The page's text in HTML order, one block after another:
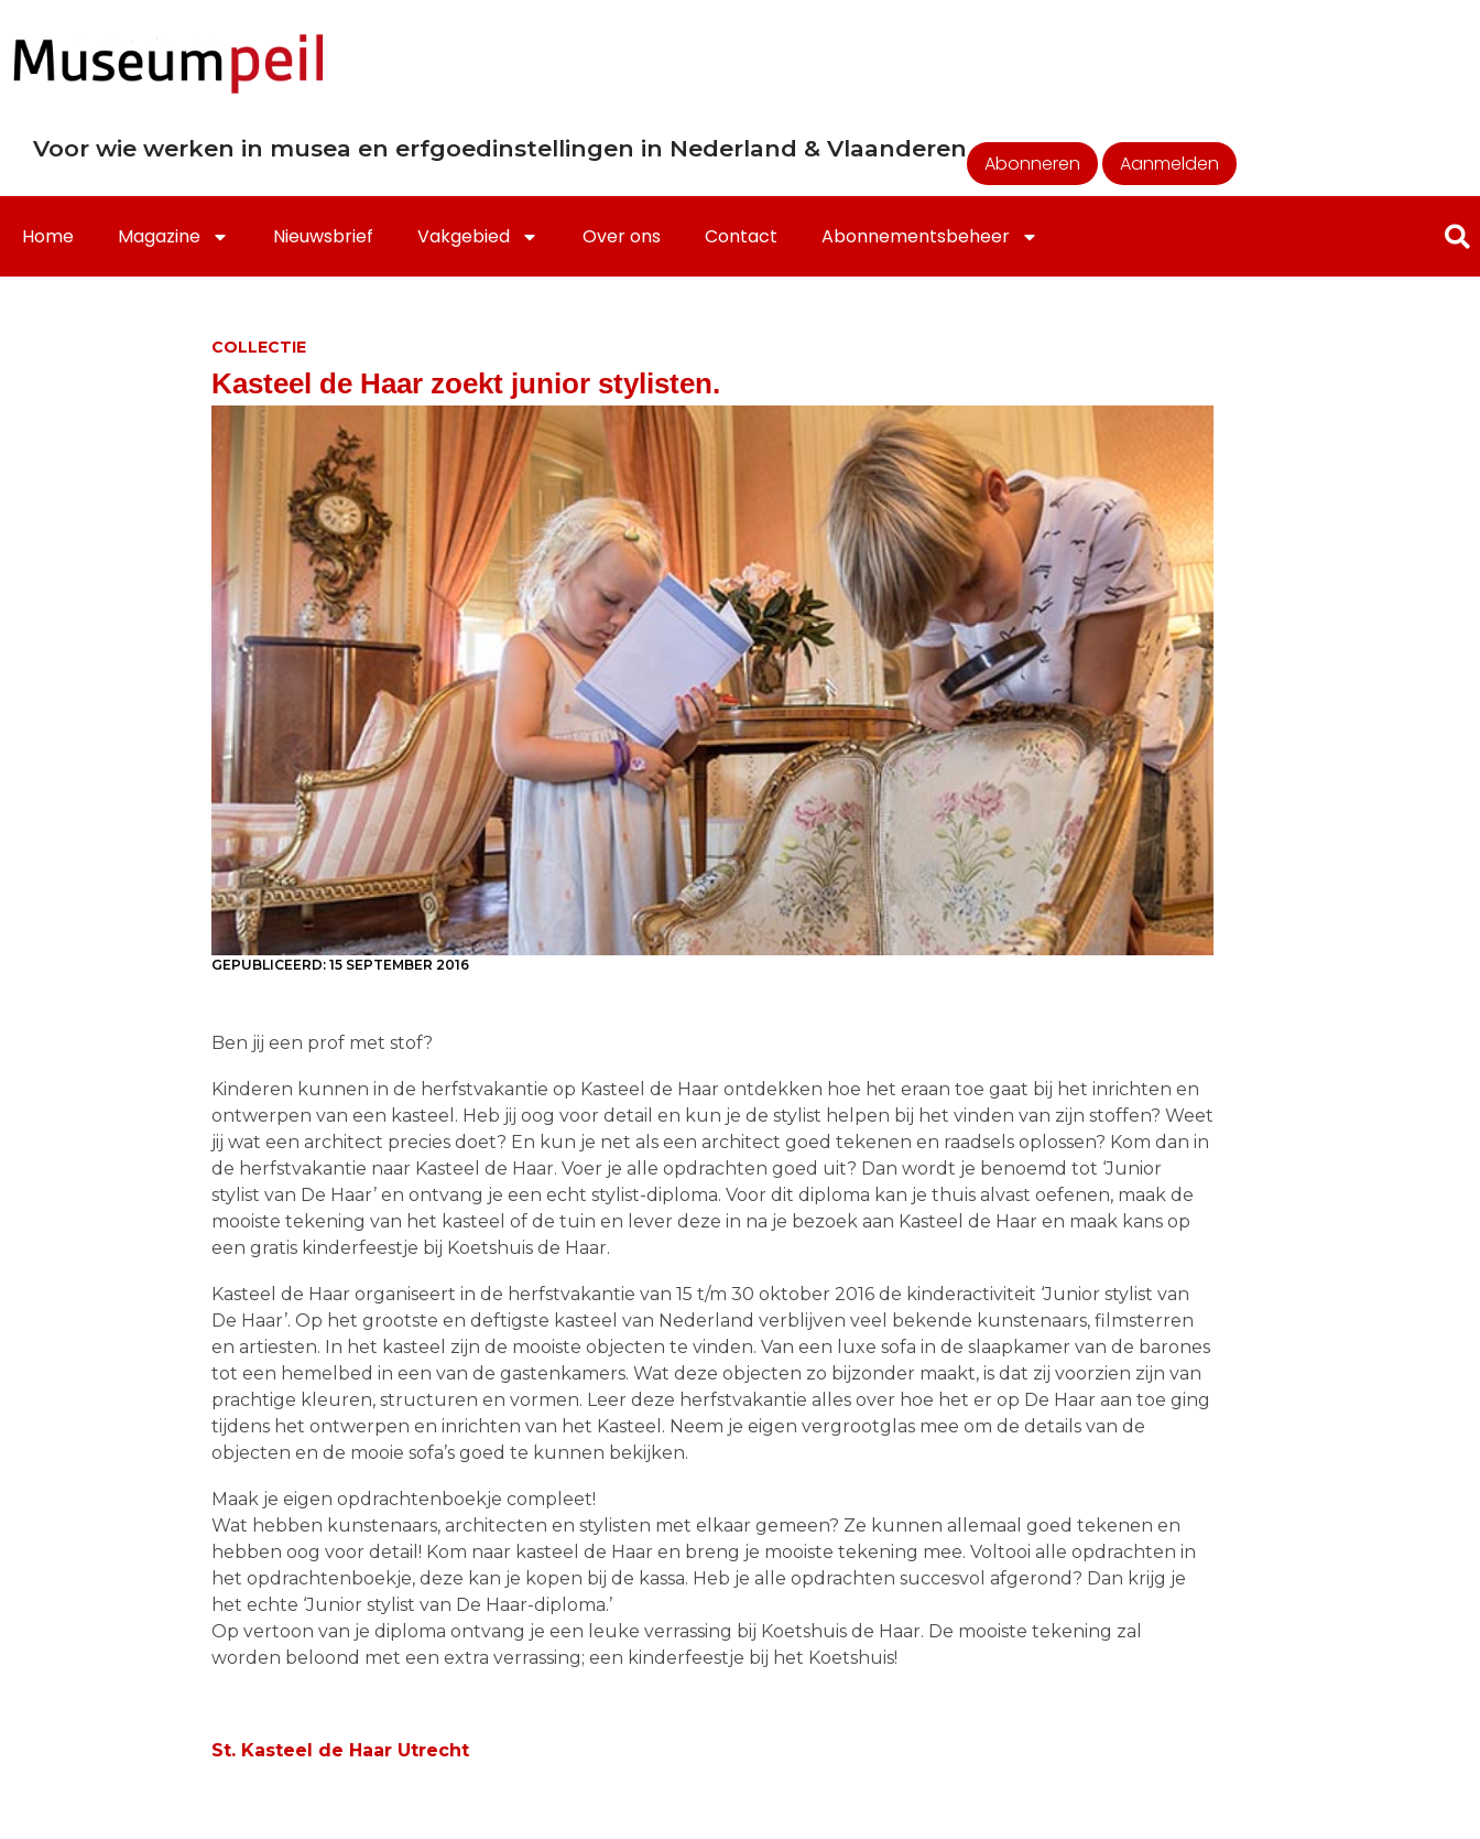
Voor wie werken in musea en erfgoedinstellingen in Nederland & Vlaanderen
Abonneren Aanmelden
Home Magazine Nieuwsbrief Vakgebied Over ons Contact Abonnementsbeheer
COLLECTIE
Kasteel de Haar zoekt junior stylisten.
GEPUBLICEERD: 15 SEPTEMBER 2016
Ben jij een prof met stof?
Kinderen kunnen in de herfstvakantie op Kasteel de Haar ontdekken hoe het eraan toe gaat bij het inrichten en
ontwerpen van een kasteel. Heb jij oog voor detail en kun je de stylist helpen bij het vinden van zijn stoffen? Weet
jij wat een architect precies doet? En kun je net als een architect goed tekenen en raadsels oplossen? Kom dan in
de herfstvakantie naar Kasteel de Haar. Voer je alle opdrachten goed uit? Dan wordt je benoemd tot ‘Junior
stylist van De Haar’ en ontvang je een echt stylist-diploma. Voor dit diploma kan je thuis alvast oefenen, maak de
mooiste tekening van het kasteel of de tuin en lever deze in na je bezoek aan Kasteel de Haar en maak kans op
een gratis kinderfeestje bij Koetshuis de Haar.
Kasteel de Haar organiseert in de herfstvakantie van 15 t/m 30 oktober 2016 de kinderactiviteit ‘Junior stylist van
De Haar’. Op het grootste en deftigste kasteel van Nederland verblijven veel bekende kunstenaars, filmsterren
en artiesten. In het kasteel zijn de mooiste objecten te vinden. Van een luxe sofa in de slaapkamer van de barones
tot een hemelbed in een van de gastenkamers. Wat deze objecten zo bijzonder maakt, is dat zij voorzien zijn van
prachtige kleuren, structuren en vormen. Leer deze herfstvakantie alles over hoe het er op De Haar aan toe ging
tijdens het ontwerpen en inrichten van het Kasteel. Neem je eigen vergrootglas mee om de details van de
objecten en de mooie sofa’s goed te kunnen bekijken.
Maak je eigen opdrachtenboekje compleet!
Wat hebben kunstenaars, architecten en stylisten met elkaar gemeen? Ze kunnen allemaal goed tekenen en
hebben oog voor detail! Kom naar kasteel de Haar en breng je mooiste tekening mee. Voltooi alle opdrachten in
het opdrachtenboekje, deze kan je kopen bij de kassa. Heb je alle opdrachten succesvol afgerond? Dan krijg je
het echte ‘Junior stylist van De Haar-diploma.’
Op vertoon van je diploma ontvang je een leuke verrassing bij Koetshuis de Haar. De mooiste tekening zal
worden beloond met een extra verrassing; een kinderfeestje bij het Koetshuis!
St. Kasteel de Haar Utrecht